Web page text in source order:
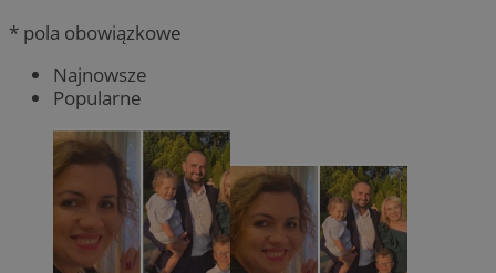
* pola obowiązkowe
Najnowsze
Popularne